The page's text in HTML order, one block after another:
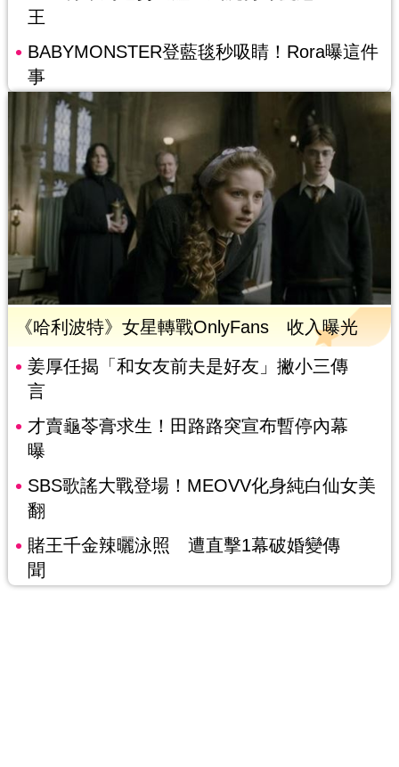
王
BABYMONSTER登藍毯秒吸睛！Rora曝這件
事
《哈利波特》女星轉戰OnlyFans 收入曝光
姜厚任揭「和女友前夫是好友」撇小三傳
言
才賣龜苓膏求生！田路路突宣布暫停內幕
曝
SBS歌謠大戰登場！MEOVV化身純白仙女美
翻
賭王千金辣曬泳照 遭直擊1幕破婚變傳
聞